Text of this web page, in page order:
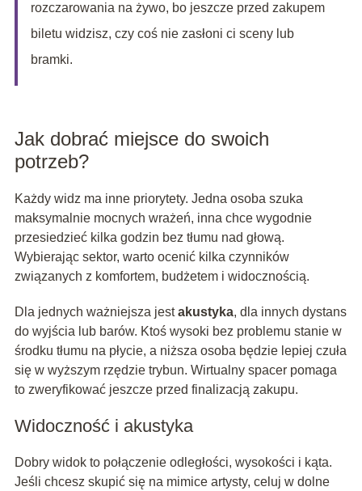
rozczarowania na żywo, bo jeszcze przed zakupem
biletu widzisz, czy coś nie zasłoni ci sceny lub
bramki.
Jak dobrać miejsce do swoich
potrzeb?
Każdy widz ma inne priorytety. Jedna osoba szuka
maksymalnie mocnych wrażeń, inna chce wygodnie
przesiedzieć kilka godzin bez tłumu nad głową.
Wybierając sektor, warto ocenić kilka czynników
związanych z komfortem, budżetem i widocznością.
Dla jednych ważniejsza jestakustyka, dla innych dystans
do wyjścia lub barów. Ktoś wysoki bez problemu stanie w
środku tłumu na płycie, a niższa osoba będzie lepiej czuła
się w wyższym rzędzie trybun. Wirtualny spacer pomaga
to zweryfikować jeszcze przed finalizacją zakupu.
Widoczność i akustyka
Dobry widok to połączenie odległości, wysokości i kąta.
Jeśli chcesz skupić się na mimice artysty, celuj w dolne